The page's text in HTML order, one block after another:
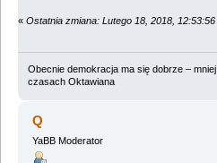
« Ostatnia zmiana: Lutego 18, 2018,
Obecnie demokracja ma się dobrze –
czasach Oktawiana
Q
YaBB Moderator